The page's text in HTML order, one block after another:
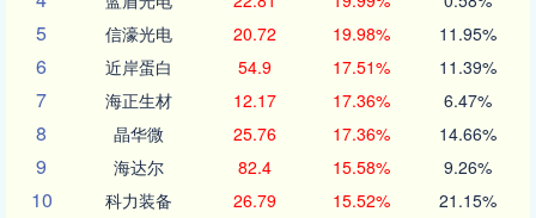
5 信濠光电 20.72 19.98% 11.95%
6 近岸蛋白 54.9 17.51% 11.39%
7 海正生材 12.17 17.36% 6.47%
8 晶华微 25.76 17.36% 14.66%
9 海达尔 82.4 15.58% 9.26%
10 科力装备 26.79 15.52% 21.15%